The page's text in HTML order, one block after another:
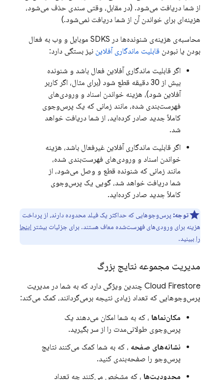
از شما دریافت می‌شود. (در مقابل، وقتی سندی حذف می‌شود،
هزینه‌ای برای خواندن آن از شما دریافت نمی‌شود.)
محاسبه‌ی هزینه‌ی شنونده‌ها در SDKS موبایل و وب به فعال
بودن یا نبودن قابلیت ماندگاری آفلاین نیز بستگی دارد:
اگر قابلیت ماندگاری آفلاین فعال باشد و شنونده
بیش از 30 دقیقه قطع شود (برای مثال، اگر کاربر
آفلاین شود)، هزینه خواندن اسناد و ورودی‌های
فهرست‌بندی شده، مانند زمانی که یک پرس‌وجوی
کاملاً جدید صادر کرده‌اید، از شما دریافت خواهد
شد.
اگر قابلیت ماندگاری آفلاین غیرفعال باشد، هزینه
خواندن اسناد و ورودی‌های فهرست‌بندی شده،
مانند زمانی که شنونده قطع و وصل می‌شود، از
شما دریافت خواهد شد، گویی یک پرس‌وجوی
کاملاً جدید صادر کرده‌اید.
توجه: پرس‌وجوهایی که حداکثر یک فیلد محدوده دارند، از پرداخت
هزینه برای ورودی‌های فهرست‌شده معاف هستند. برای جزئیات بیشتر اینجا
را ببینید.
مدیریت مجموعه نتایج بزرگ
Cloud Firestore چندین ویژگی دارد که به شما در مدیریت
پرس‌وجوهایی که تعداد زیادی نتیجه برمی‌گردانند، کمک می‌کند:
مکان‌نماها ، که به شما امکان می‌دهند یک
پرس‌وجوی طولانی‌مدت را از سر بگیرید.
نشانه‌های صفحه ، که به شما کمک می‌کنند نتایج
پرس‌وجو را صفحه‌بندی کنید.
محدودیت‌ها ، که مشخص می‌کنند چه تعداد